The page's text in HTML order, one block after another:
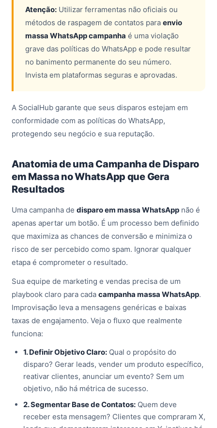
Atenção: Utilizar ferramentas não oficiais ou
métodos de raspagem de contatos para envio
massa WhatsApp campanha é uma violação
grave das políticas do WhatsApp e pode resultar
no banimento permanente do seu número.
Invista em plataformas seguras e aprovadas.
A SocialHub garante que seus disparos estejam em
conformidade com as políticas do WhatsApp,
protegendo seu negócio e sua reputação.
Anatomia de uma Campanha de Disparo
em Massa no WhatsApp que Gera
Resultados
Uma campanha de disparo em massa WhatsApp não é
apenas apertar um botão. É um processo bem definido
que maximiza as chances de conversão e minimiza o
risco de ser percebido como spam. Ignorar qualquer
etapa é comprometer o resultado.
Sua equipe de marketing e vendas precisa de um
playbook claro para cada campanha massa WhatsApp.
Improvisação leva a mensagens genéricas e baixas
taxas de engajamento. Veja o fluxo que realmente
funciona:
1. Definir Objetivo Claro: Qual o propósito do
disparo? Gerar leads, vender um produto específico,
reativar clientes, anunciar um evento? Sem um
objetivo, não há métrica de sucesso.
2. Segmentar Base de Contatos: Quem deve
receber esta mensagem? Clientes que compraram X,